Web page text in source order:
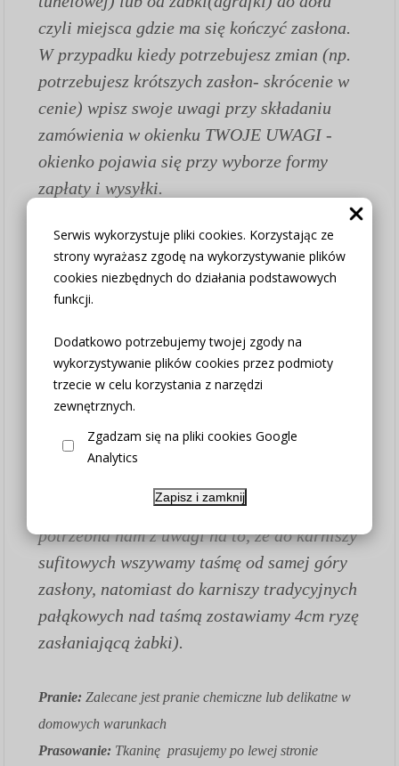
Serwis wykorzystuje pliki cookies. Korzystając ze
strony wyrażasz zgodę na wykorzystywanie plików
cookies niezbędnych do działania podstawowych
funkcji.
Dodatkowo potrzebujemy twojej zgody na
wykorzystywanie plików cookies przez podmioty
trzecie w celu korzystania z narzędzi
zewnętrznych.
Zgadzam się na pliki cookies Google
Analytics
Zapisz i zamknij
czyli miejsca gdzie ma się kończyć zasłona.
W przypadku kiedy potrzebujesz zmian (np.
potrzebujesz krótszych zasłon- skrócenie w
cenie) wpisz swoje uwagi przy składaniu
zamówienia w okienku TWOJE UWAGI -
okienko pojawia się przy wyborze formy
zapłaty i wysyłki.
Jak złożyć zamówienie:
Wybierz opcję "Zasłona szyta na wymiar"
- jeśli chcesz kupić samą tkaninę
kod produktu identyczny jak zasłony.
2. Szerokość standardowa podana w nazwie
3. Wybierz potrzebną wysokość
4. Wybierz metodę zawieszenia zasłony (w
przypadku zakupu samej tkaniny bez szycia
4. Wybierz posiadany karnisz (opcja
potrzebna nam z uwagi na to, że do karniszy
sufitowych wszywamy taśmę od samej góry
zasłony, natomiast do karniszy tradycyjnych
pałąkowych nad taśmą zostawiamy 4cm ryzę
zasłaniającą żabki).
Pranie: Zalecane jest pranie chemiczne lub delikatne w
domowych warunkach
Prasowanie: Tkaninę prasujemy po lewej stronie